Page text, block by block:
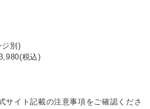
ジ別)
税込)
イト記載の注意事項をご確認くださ